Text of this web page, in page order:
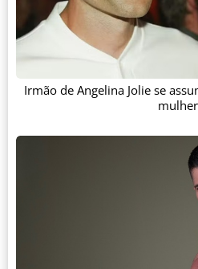
Irmão de Angelina Jolie se
mulher